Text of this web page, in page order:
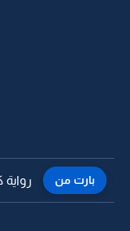
بارت من رواية